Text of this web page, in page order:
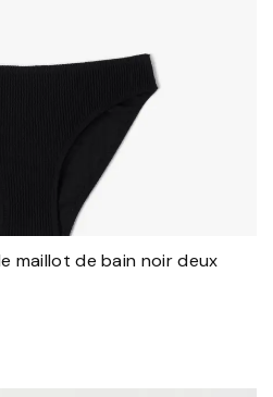
maillot de bain noir deux